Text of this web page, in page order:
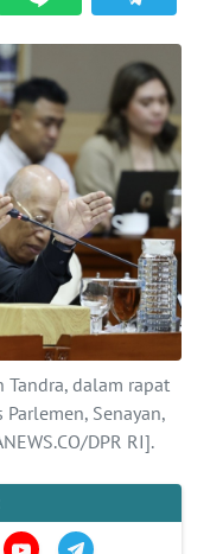
Tandra, dalam rapat
Senayan,
DPR RI].